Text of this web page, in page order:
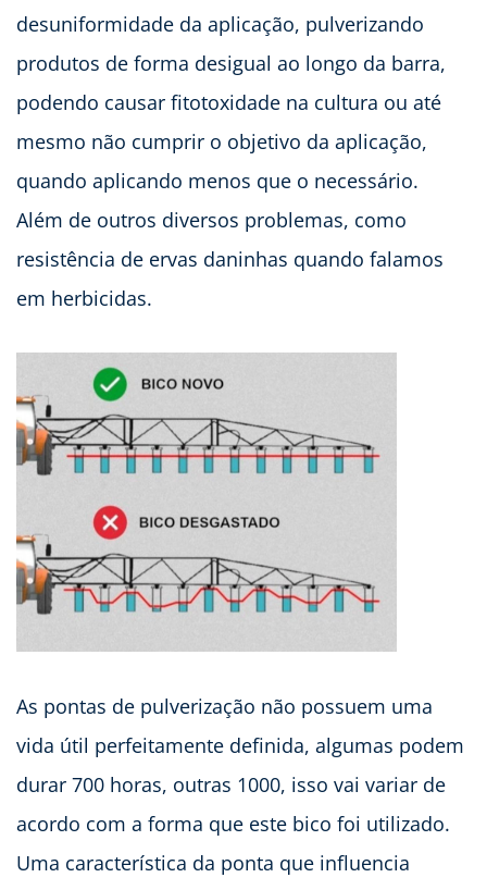
desuniformidade da aplicação, pulverizando
produtos de forma desigual ao longo da barra,
podendo causar fitotoxidade na cultura ou até
mesmo não cumprir o objetivo da aplicação,
quando aplicando menos que o necessário.
Além de outros diversos problemas, como
resistência de ervas daninhas quando falamos
em herbicidas.
As pontas de pulverização não possuem uma
vida útil perfeitamente definida, algumas podem
durar 700 horas, outras 1000, isso vai variar de
acordo com a forma que este bico foi utilizado.
Uma característica da ponta que influencia